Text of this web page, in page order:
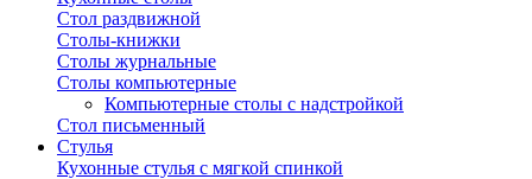
Стол раздвижной
Столы-книжки
Столы журнальные
Столы компьютерные
Компьютерные столы с надстройкой
Стол письменный
Стулья
Кухонные стулья с мягкой спинкой